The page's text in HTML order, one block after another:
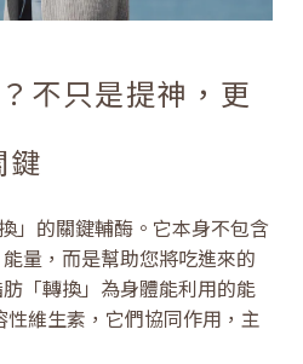
不只是提神，更
鍵
」的關鍵輔酶。它本身不包含
量，而是幫助您將吃進來的
「轉換」為身體能利用的能
維生素，它們協同作用，主